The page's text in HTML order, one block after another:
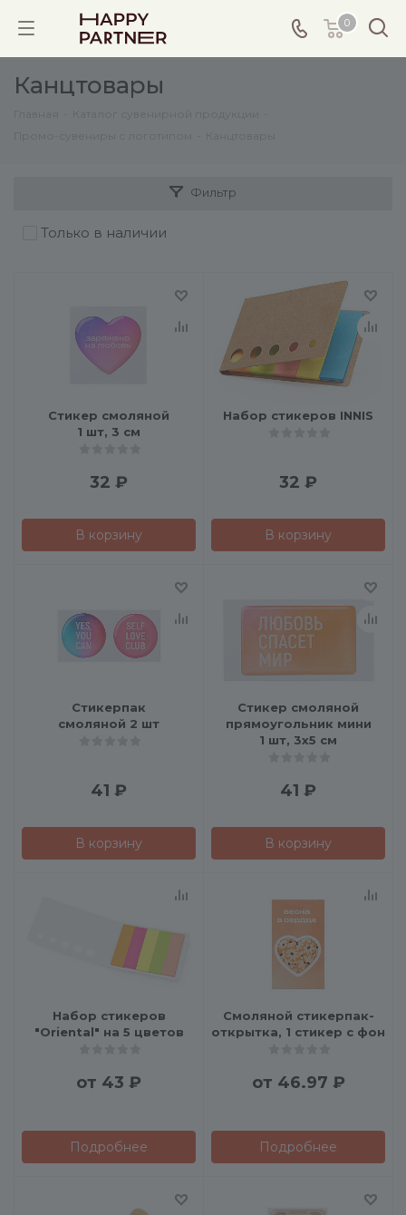
0
Канцтовары
Фильтр
Только в наличии
Стикер смоляной
1 шт, 3 см
32 ₽
В корзину
Набор стикеров INNIS
32 ₽
В корзину
Стикерпак
смоляной 2 шт
41 ₽
В корзину
Стикер смоляной
прямоугольник мини
1 шт, 3х5 см
41 ₽
В корзину
Набор стикеров
"Oriental" на 5 цветов
от 43 ₽
Подробнее
Смоляной стикерпак-
открытка, 1 стикер с
от 46.97 ₽
Подробнее